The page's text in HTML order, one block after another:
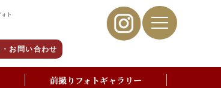
ト
お問い合わせ
前撮りフォトギャラリー